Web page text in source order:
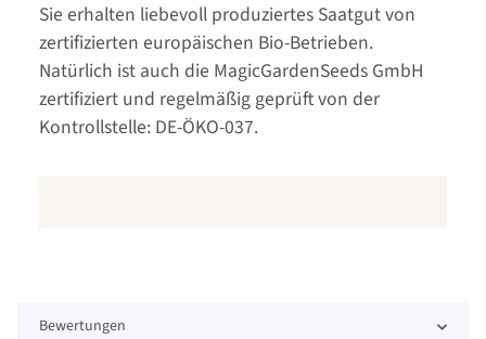
Sie erhalten liebevoll produziertes Saatgut von
zertifizierten europäischen Bio-Betrieben.
Natürlich ist auch die MagicGardenSeeds GmbH
zertifiziert und regelmäßig geprüft von der
Kontrollstelle: DE-ÖKO-037.
Bewertungen